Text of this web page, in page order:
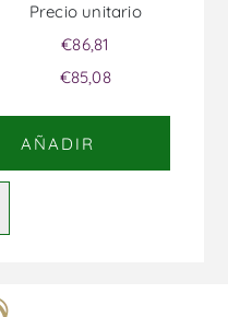
Precio unitario
€86,81
€85,08
AÑADIR